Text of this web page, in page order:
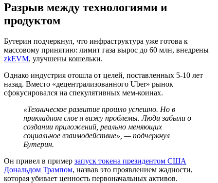
Разрыв между технологиями и
продуктом
Бутерин подчеркнул, что инфраструктура уже готова к
массовому принятию: лимит газа вырос до 60 млн, внедрены
zkEVM, улучшены кошельки.
Однако индустрия отошла от целей, поставленных 5-10 лет
назад. Вместо «децентрализованного Uber» рынок
сфокусировался на спекулятивных мем-коинах.
«Техническое развитие прошло успешно. Но в
прикладном слое я вижу проблемы. Люди забыли о
создании приложений, реально меняющих
социальное взаимодействие», — подчеркнул
Бутерин.
Он привел в пример запуск токена президентом США
Дональдом Трампом, назвав это проявлением жадности,
которая убивает ценность первоначальных активов.